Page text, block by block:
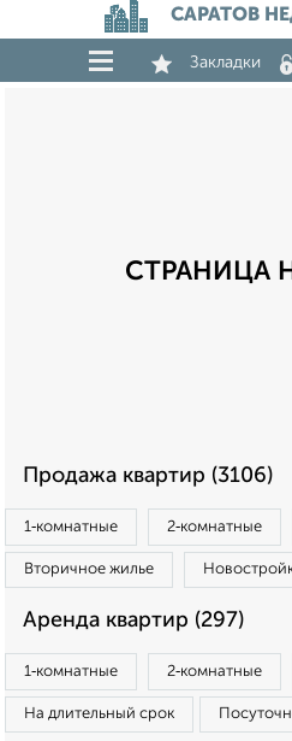
САРАТОВ
Закладки
СТРАНИЦА
Продажа квартир (3106)
1‑комнатные 2‑комнатные
Вторичное жилье
Аренда квартир (297)
1‑комнатные 2‑комнатные
На длительный срок